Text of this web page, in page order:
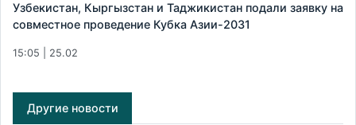
Узбекистан, Кыргызстан и Таджикистан подали заявку на
совместное проведение Кубка Азии-2031
15:05 | 25.02
Другие новости